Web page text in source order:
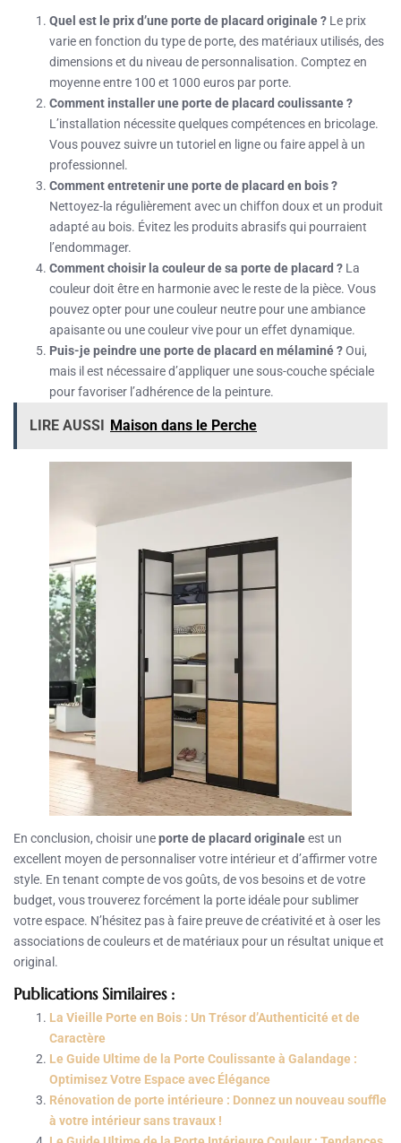
Quel est le prix d’une porte de placard originale ? Le prix
varie en fonction du type de porte, des matériaux utilisés, des
dimensions et du niveau de personnalisation. Comptez en
moyenne entre 100 et 1000 euros par porte.
Comment installer une porte de placard coulissante ?
L’installation nécessite quelques compétences en bricolage.
Vous pouvez suivre un tutoriel en ligne ou faire appel à un
professionnel.
Comment entretenir une porte de placard en bois ?
Nettoyez-la régulièrement avec un chiffon doux et un produit
adapté au bois. Évitez les produits abrasifs qui pourraient
l’endommager.
Comment choisir la couleur de sa porte de placard ? La
couleur doit être en harmonie avec le reste de la pièce. Vous
pouvez opter pour une couleur neutre pour une ambiance
apaisante ou une couleur vive pour un effet dynamique.
Puis-je peindre une porte de placard en mélaminé ?Oui,
mais il est nécessaire d’appliquer une sous-couche spéciale
pour favoriser l’adhérence de la peinture.
LIRE AUSSI Maison dans le Perche
En conclusion, choisir uneporte de placard originaleest un
excellent moyen de personnaliser votre intérieur et d’affirmer votre
style. En tenant compte de vos goûts, de vos besoins et de votre
budget, vous trouverez forcément la porte idéale pour sublimer
votre espace. N’hésitez pas à faire preuve de créativité et à oser les
associations de couleurs et de matériaux pour un résultat unique et
original.
Publications Similaires :
La Vieille Porte en Bois : Un Trésor d’Authenticité et de
Caractère
Le Guide Ultime de la Porte Coulissante à Galandage :
Optimisez Votre Espace avec Élégance
Rénovation de porte intérieure : Donnez un nouveau souffle
à votre intérieur sans travaux !